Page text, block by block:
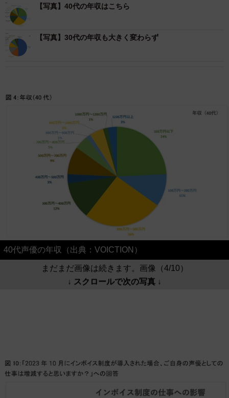
【写真】40代の年収はこちら
【写真】30代の年収も大きく変わらず
40代声優の年収（出典：VOICTION）
まだまだ画像は続きます。画像（4/10）
↓ スクロールで次の写真 ↓